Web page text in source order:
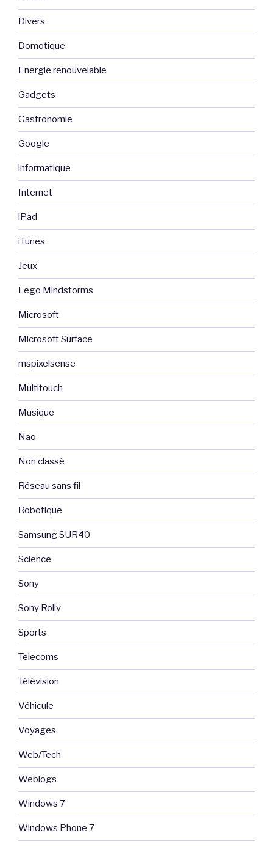
Divers
Domotique
Energie renouvelable
Gadgets
Gastronomie
Google
informatique
Internet
iPad
iTunes
Jeux
Lego Mindstorms
Microsoft
Microsoft Surface
mspixelsense
Multitouch
Musique
Nao
Non classé
Réseau sans fil
Robotique
Samsung SUR40
Science
Sony
Sony Rolly
Sports
Telecoms
Télévision
Véhicule
Voyages
Web/Tech
Weblogs
Windows 7
Windows Phone 7